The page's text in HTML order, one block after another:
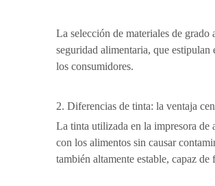
La selección de materiales de
seguridad alimentaria, que
los consumidores.
2. Diferencias de tinta: la ventaja
La tinta utilizada en la impresora de
con los alimentos sin causar
también altamente estable, capaz